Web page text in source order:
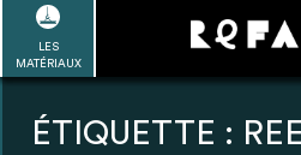
Passer
contenu
LES
MATÉRIAUX
EN SAVOIR PLUS
FAQ
Rechercher :
Refair mode d'emploi
ÉTIQUETTE :